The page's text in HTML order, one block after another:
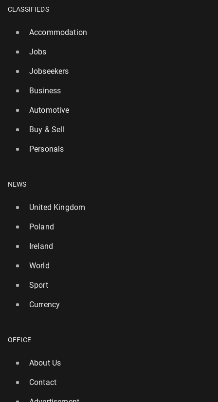
CLASSIFIEDS
Accommodation
Jobs
Jobseekers
Business
Automotive
Buy & Sell
Personals
NEWS
United Kingdom
Poland
Ireland
World
Sport
Currency
OFFICE
About Us
Contact